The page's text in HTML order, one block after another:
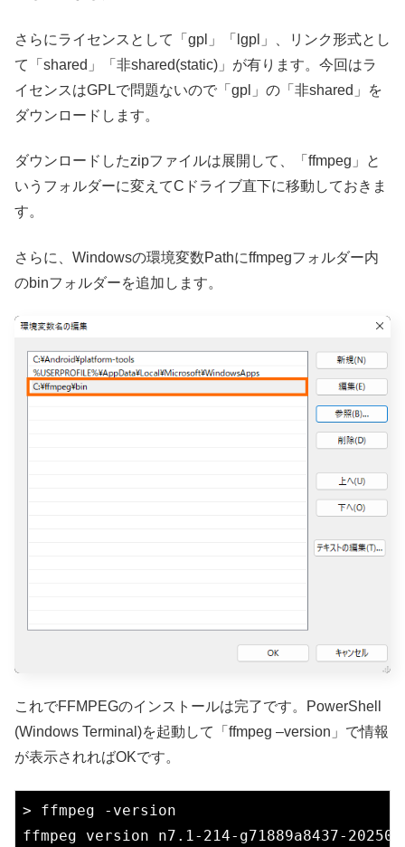
さらにライセンスとして「gpl」「lgpl」、リンク形式とし
て「shared」「非shared(static)」が有ります。今回はラ
イセンスはGPLで問題ないので「gpl」の「非shared」を
ダウンロードします。
ダウンロードしたzipファイルは展開して、「ffmpeg」と
いうフォルダーに変えてCドライブ直下に移動しておきま
す。
さらに、Windowsの環境変数Pathにffmpegフォルダー内
のbinフォルダーを追加します。
これでFFMPEGのインストールは完了です。PowerShell
(Windows Terminal)を起動して「ffmpeg –version」で情報
が表示されればOKです。
> ffmpeg -version
ffmpeg version n7.1-214-g71889a8437-